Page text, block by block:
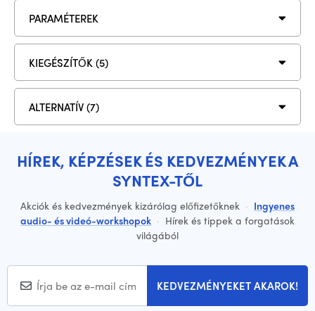
PARAMÉTEREK
KIEGÉSZÍTŐK (5)
ALTERNATÍV (7)
HÍREK, KÉPZÉSEK ÉS KEDVEZMÉNYEK A
SYNTEX-TŐL
Akciók és kedvezmények kizárólag előfizetőknek · Ingyenes
audio- és videó-workshopok · Hírek és tippek a forgatások
világából
KEDVEZMÉNYEKET AKAROK!